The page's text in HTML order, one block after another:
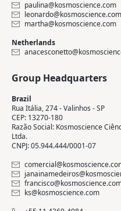
paulina@kosmoscience.com
leonardo@kosmoscience.com
martha@kosmoscience.com
Netherlands
Group Headquarters
Brazil
Rua Itália, 274 - Valinhos - SP
CEP: 13270-180
Razão Social: Kosmoscience
Ltda.
CNPJ: 05.944.444/0001-07
ks@kosmoscience.com